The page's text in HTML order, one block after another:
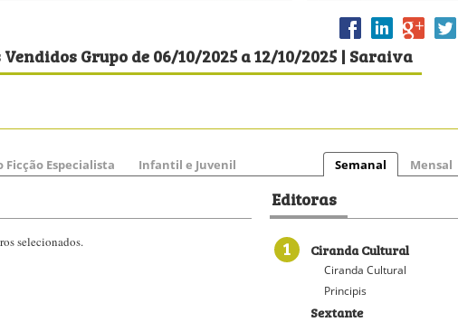
Grupo de 06/10/2025 a 12/10/2025 | Saraiva
Ficção Especialista Infantil e Juvenil Semanal Mensal
selecionados.
Editoras
1 Ciranda Cultural
Ciranda Cultural
Principis
Sextante